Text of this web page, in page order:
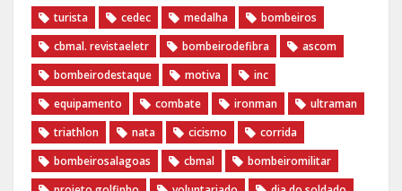
turista
cedec medalha
bombeiros
cbmal. revistaeletr
bombeirodefibra
ascom
bombeirodestaque
motiva
inc
equipamento
combate ironman
ultraman
triathlon
nata cicismo
corrida
bombeirosalagoas
cbmal
bombeiromilitar